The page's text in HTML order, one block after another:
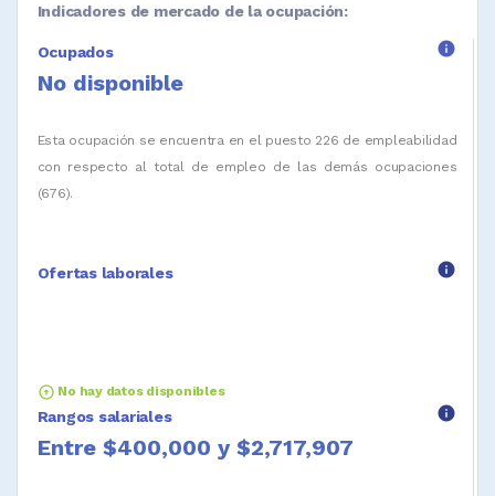
Indicadores de mercado de la ocupación:
Ocupados info
No disponible
Esta ocupación se encuentra en el puesto 226 de empleabilidad
con respecto al total de empleo de las demás ocupaciones
(676).
Ofertas laborales info
arrow_circle_up No hay datos disponibles
Rangos salariales info
Entre $400,000 y $2,717,907